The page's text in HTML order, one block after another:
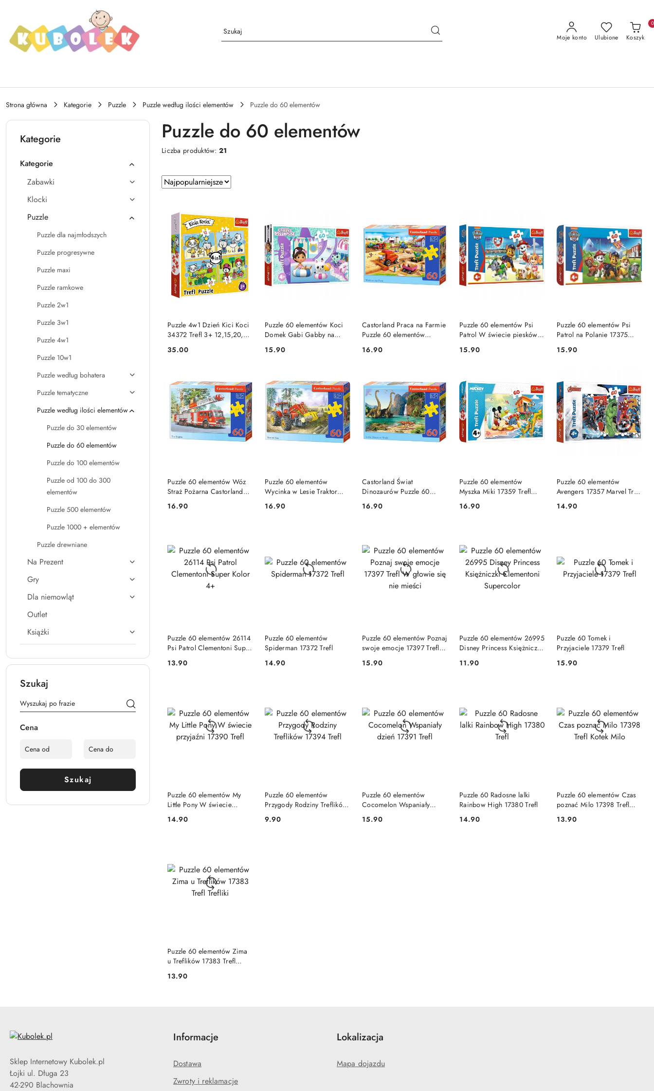
Przejdź do treści głównej
Przejdź do wyszukiwarki
Przejdź do moje konto
Przejdź do menu głównego
Moje konto Ulubione Koszyk
0
Strona główna Kategorie Puzzle Puzzle według ilości elementów Puzzle do 60 elementów
Kategorie
Kategorie
Zabawki
Klocki
Puzzle
Puzzle dla najmłodszych
Puzzle progresywne
Puzzle maxi
Puzzle ramkowe
Puzzle 2w1
Puzzle 3w1
Puzzle 4w1
Puzzle 10w1
Puzzle według bohatera
Puzzle tematyczne
Puzzle według ilości elementów
Puzzle do 30 elementów
Puzzle do 60 elementów
Puzzle do 100 elementów
Puzzle od 100 do 300
elementów
Puzzle 500 elementów
Puzzle 1000 + elementów
Puzzle drewniane
Na Prezent
Gry
Dla niemowląt
Outlet
Książki
Szukaj
Cena
Szukaj
Puzzle do 60 elementów
Liczba produktów:21
Zastosowano
sortowanie:
Sortuj
według
Puzzle 4w1 Dzień Kici Koci
34372 Trefl 3+ 12,15,20,24
Cena:
35.00
DO KOSZYKA
Puzzle 60 elementów Koci
Domek Gabi Gabby na
Cena:
15.90
DO KOSZYKA
Castorland Praca na Farmie
Puzzle 60 elementów
Cena:
16.90
DO KOSZYKA
Puzzle 60 elementów Psi
Patrol W świecie piesków
Cena:
15.90
DO KOSZYKA
Puzzle 60 elementów Psi
Patrol na Polanie 17375
Cena:
15.90
DO KOSZYKA
Puzzle 60 elementów Wóz
Straż Pożarna Castorland
Cena:
16.90
DO KOSZYKA
Puzzle 60 elementów
Wycinka w Lesie Traktor
Cena:
16.90
DO KOSZYKA
Castorland Świat
Dinozaurów Puzzle 60
Cena:
16.90
DO KOSZYKA
Puzzle 60 elementów
Myszka Miki 17359 Trefl
Cena:
16.90
DO KOSZYKA
Puzzle 60 elementów
Avengers 17357 Marvel Trefl
Cena:
14.90
DO KOSZYKA
Puzzle 60 elementów 26114
Psi Patrol Clementoni Super
Cena:
13.90
DO KOSZYKA
Puzzle 60 elementów
Spiderman 17372 Trefl
Cena:
14.90
PRODUKT NIEDOSTĘPNY
Puzzle 60 elementów Poznaj
swoje emocje 17397 Trefl
Cena:
15.90
PRODUKT NIEDOSTĘPNY
Puzzle 60 elementów 26995
Disney Princess Księżniczki
Cena:
11.90
PRODUKT NIEDOSTĘPNY
Puzzle 60 Tomek i
Przyjaciele 17379 Trefl
Cena:
15.90
PRODUKT NIEDOSTĘPNY
Puzzle 60 elementów My
Little Pony W świecie
Cena:
14.90
PRODUKT NIEDOSTĘPNY
Puzzle 60 elementów
Przygody Rodziny Treflików
Cena:
9.90
PRODUKT NIEDOSTĘPNY
Puzzle 60 elementów
Cocomelon Wspaniały
Cena:
15.90
PRODUKT NIEDOSTĘPNY
Puzzle 60 Radosne lalki
Rainbow High 17380 Trefl
Cena:
14.90
PRODUKT NIEDOSTĘPNY
Puzzle 60 elementów Czas
poznać Milo 17398 Trefl
Cena:
13.90
PRODUKT NIEDOSTĘPNY
Puzzle 60 elementów Zima
u Treflików 17383 Trefl
Cena:
13.90
PRODUKT NIEDOSTĘPNY
Sklep Internetowy Kubolek.pl
Łojki ul. Długa 23
42-290 Blachownia
Informacje
Dostawa
Zwroty i reklamacje
Lokalizacja
Mapa dojazdu